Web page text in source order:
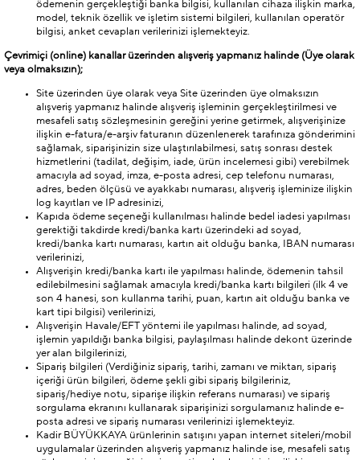
ödemenin gerçekleştiği banka bilgisi, kullanılan cihaza ilişkin marka,
model, teknik özellik ve işletim sistemi bilgileri, kullanılan operatör
bilgisi, anket cevapları verilerinizi işlemekteyiz.
Çevrimiçi (online) kanallar üzerinden alışveriş yapmanız halinde (Üye olarak
veya olmaksızın);
Site üzerinden üye olarak veya Site üzerinden üye olmaksızın
alışveriş yapmanız halinde alışveriş işleminin gerçekleştirilmesi ve
mesafeli satış sözleşmesinin gereğini yerine getirmek, alışverişinize
ilişkin e-fatura/e-arşiv faturanın düzenlenerek tarafınıza gönderimini
sağlamak, siparişinizin size ulaştırılabilmesi, satış sonrası destek
hizmetlerini (tadilat, değişim, iade, ürün incelemesi gibi) verebilmek
amacıyla ad soyad, imza, e-posta adresi, cep telefonu numarası,
adres, beden ölçüsü ve ayakkabı numarası, alışveriş işleminize ilişkin
log kayıtları ve IP adresinizi,
Kapıda ödeme seçeneği kullanılması halinde bedel iadesi yapılması
gerektiği takdirde kredi/banka kartı üzerindeki ad soyad,
kredi/banka kartı numarası, kartın ait olduğu banka, IBAN numarası
verilerinizi,
Alışverişin kredi/banka kartı ile yapılması halinde, ödemenin tahsil
edilebilmesini sağlamak amacıyla kredi/banka kartı bilgileri (ilk 4 ve
son 4 hanesi, son kullanma tarihi, puan, kartın ait olduğu banka ve
kart tipi bilgisi) verilerinizi,
Alışverişin Havale/EFT yöntemi ile yapılması halinde, ad soyad,
işlemin yapıldığı banka bilgisi, paylaşılması halinde dekont üzerinde
yer alan bilgilerinizi,
Sipariş bilgileri (Verdiğiniz sipariş, tarihi, zamanı ve miktarı, sipariş
içeriği ürün bilgileri, ödeme şekli gibi sipariş bilgileriniz,
sipariş/hediye notu, siparişe ilişkin referans numarası) ve sipariş
sorgulama ekranını kullanarak siparişinizi sorgulamanız halinde e-
posta adresi ve sipariş numarası verilerinizi işlemekteyiz.
Kadir BÜYÜKKAYA ürünlerinin satışını yapan internet siteleri/mobil
uygulamalar üzerinden alışveriş yapmanız halinde ise, mesafeli satış